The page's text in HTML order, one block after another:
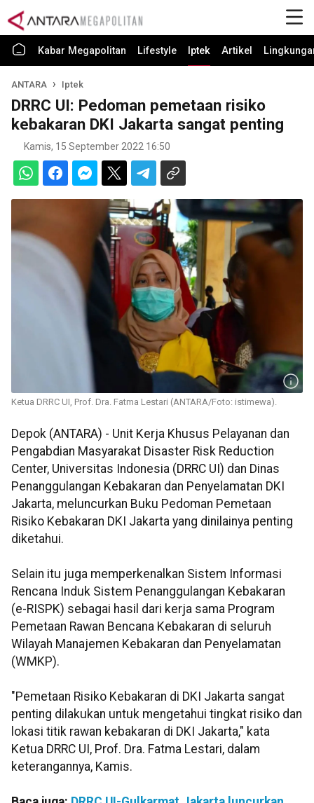
Kabar Megapolitan Lifestyle Iptek Artikel
ANTARA Iptek
DRRC UI: Pedoman pemetaan risiko
kebakaran DKI Jakarta sangat penting
Kamis, 15 September 2022 16:50
Ketua DRRC UI, Prof. Dra. Fatma Lestari (ANTARA/Foto: istimewa).
Depok (ANTARA) - Unit Kerja Khusus Pelayanan dan
Pengabdian Masyarakat Disaster Risk Reduction
Center, Universitas Indonesia (DRRC UI) dan Dinas
Penanggulangan Kebakaran dan Penyelamatan DKI
Jakarta, meluncurkan Buku Pedoman Pemetaan
Risiko Kebakaran DKI Jakarta yang dinilainya penting
diketahui.
Selain itu juga memperkenalkan Sistem Informasi
Rencana Induk Sistem Penanggulangan Kebakaran
(e-RISPK) sebagai hasil dari kerja sama Program
Pemetaan Rawan Bencana Kebakaran di seluruh
Wilayah Manajemen Kebakaran dan Penyelamatan
(WMKP).
"Pemetaan Risiko Kebakaran di DKI Jakarta sangat
penting dilakukan untuk mengetahui tingkat risiko dan
lokasi titik rawan kebakaran di DKI Jakarta," kata
Ketua DRRC UI, Prof. Dra. Fatma Lestari, dalam
keterangannya, Kamis.